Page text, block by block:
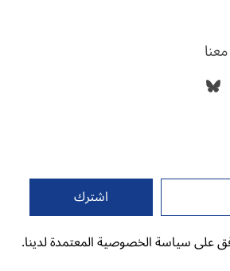
على سياسة الخصوصية المعتمدة لدينا.